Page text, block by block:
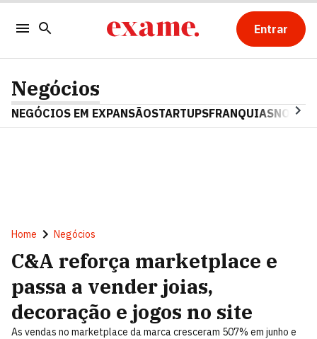
Entrar
Negócios
NEGÓCIOS EM EXPANSÃOSTARTUPSFRANQUIAS
Home Negócios
C&A reforça marketplace e
passa a vender joias,
decoração e jogos no site
As vendas no marketplace da marca cresceram 507% em junho e